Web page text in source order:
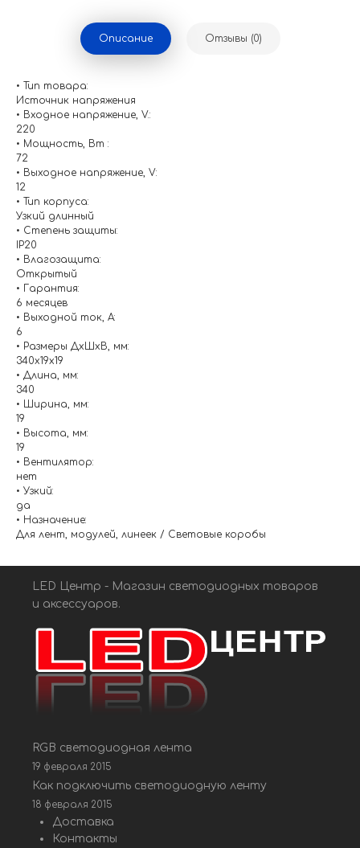
Описание Отзывы (0)
• Тип товара:
Источник напряжения
• Входное напряжение, V.:
220
• Мощность, Вт :
72
• Выходное напряжение, V:
12
• Тип корпуса:
Узкий длинный
• Степень защиты:
IP20
• Влагозащита:
Открытый
• Гарантия:
6 месяцев
• Выходной ток, A:
6
• Размеры ДхШхВ, мм:
340x19x19
• Длина, мм:
340
• Ширина, мм:
19
• Высота, мм:
19
• Вентилятор:
нет
• Узкий:
да
• Назначение:
Для лент, модулей, линеек / Световые коробы
LED Центр - Магазин светодиодных товаров
и аксессуаров.
RGB светодиодная лента
19 февраля 2015
Как подключить светодиодную ленту
18 февраля 2015
Доставка
Контакты